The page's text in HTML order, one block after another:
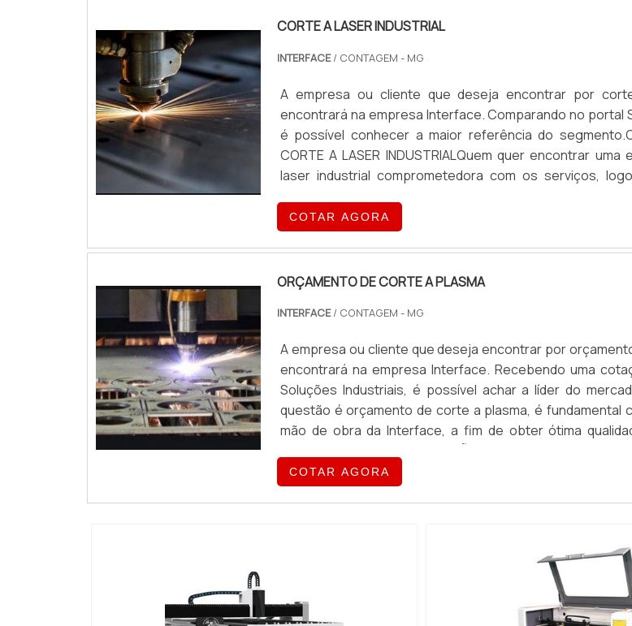
CORTE A LASER INDUSTRIAL
INTERFACE/ CONTAGEM - MG
A empresa ou cliente que deseja encontrar por
encontrará na empresa Interface. Comparando no portal
é possível conhecer a maior referência do
CORTE A LASER INDUSTRIALQuem quer encontrar
laser industrial comprometedora com os serviços,
chapa metál...
COTAR AGORA
ORÇAMENTO DE CORTE A PLASMA
INTERFACE/ CONTAGEM - MG
A empresa ou cliente que deseja encontrar por
encontrará na empresa Interface. Recebendo uma
Soluções Industriais, é possível achar a líder do
questão é orçamento de corte a plasma, é fundamental
mão de obra da Interface, a fim de obter ótima
Interface fo...
COTAR AGORA